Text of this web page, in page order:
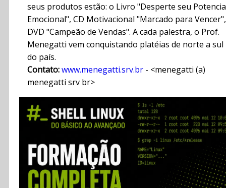
seus produtos estão: o Livro "Desperte seu
Emocional", CD Motivacional "Marcado para Vencer",
DVD "Campeão de Vendas". A cada palestra, o Prof.
Menegatti vem conquistando platéias de norte a sul
do país.
Contato:www.menegatti.srv.br - <menegatti (a)
menegatti srv br>